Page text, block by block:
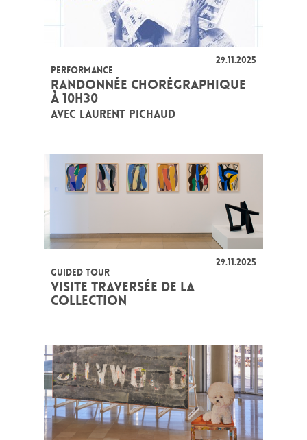
29.11.2025
PERFORMANCE
RANDONNÉE CHORÉGRAPHIQUE
À 10H30
AVEC LAURENT PICHAUD
29.11.2025
GUIDED TOUR
VISITE TRAVERSÉE DE LA
COLLECTION